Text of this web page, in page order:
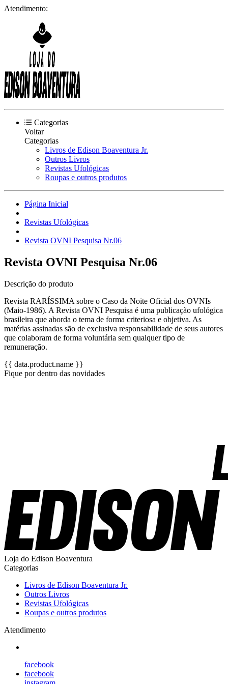
Atendimento:
Categorias
Voltar
Categorias
Livros de Edison Boaventura Jr.
Outros Livros
Revistas Ufológicas
Roupas e outros produtos
Página Inicial
Revistas Ufológicas
Revista OVNI Pesquisa Nr.06
Revista OVNI Pesquisa Nr.06
Descrição do produto
Revista RARÍSSIMA sobre o Caso da Noite Oficial dos OVNIs
(Maio-1986). A Revista OVNI Pesquisa é uma publicação ufológica
brasileira que aborda o tema de forma criteriosa e objetiva. As
matérias assinadas são de exclusiva responsabilidade de seus autores
que colaboram de forma voluntária sem qualquer tipo de
remuneração.
{{ data.product.name }}
Fique por dentro das novidades
Loja do Edison Boaventura
Categorias
Livros de Edison Boaventura Jr.
Outros Livros
Revistas Ufológicas
Roupas e outros produtos
Atendimento
facebook
facebook